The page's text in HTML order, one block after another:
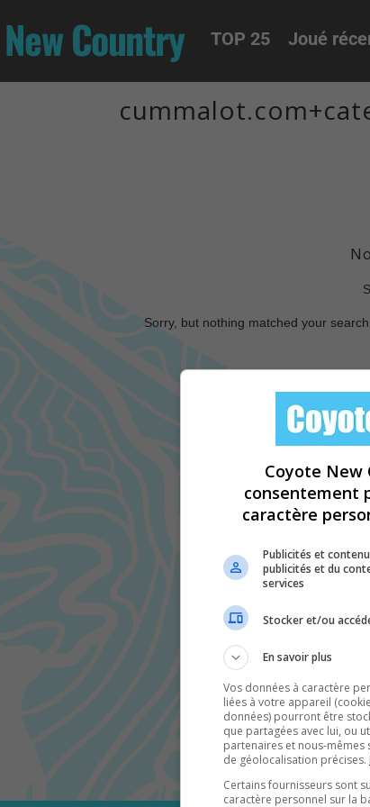
Country TOP 25 Joué
Sorry, but nothing matched your
Coyote New
consentement
caractère
Publicités et
publicités et du
services
Stocker et/ou
En savoir plus
Vos données à caractère
liées à votre appareil
données) pourront être
que partagées avec lui, ou
partenaires et nous-
de géolocalisation précises.
Certains fournisseurs sont
caractère personnel sur la